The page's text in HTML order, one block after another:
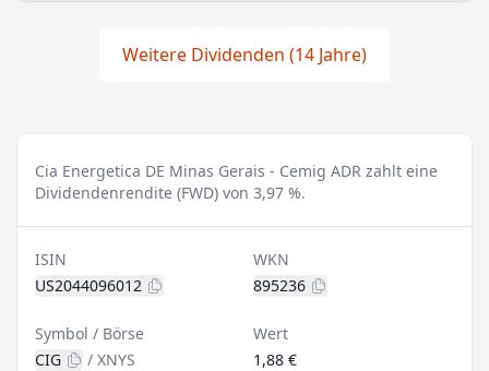
Weitere Dividenden (14 Jahre)
Cia Energetica DE Minas Gerais - Cemig ADR zahlt eine
Dividendenrendite (FWD) von 3,97 %.
ISIN
US2044096012
WKN
895236
Symbol / Börse
CIG
/ XNYS
Wert
1,88 €